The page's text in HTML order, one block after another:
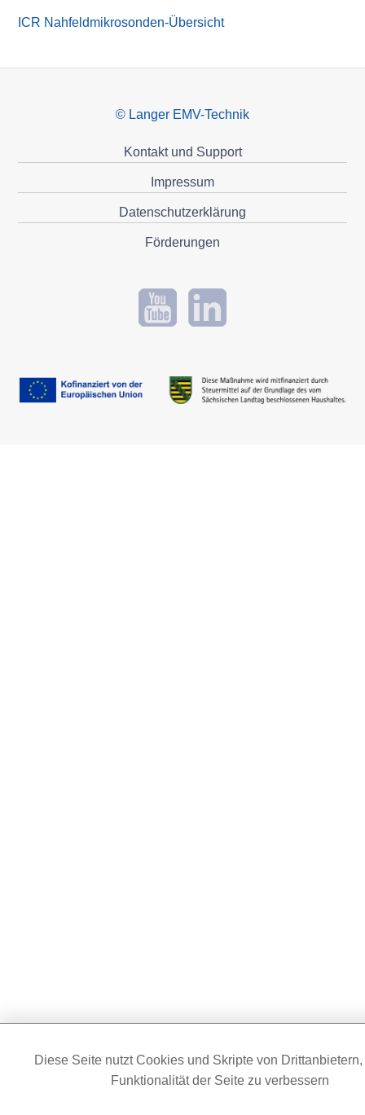
ICR Nahfeldmikrosonden-Übersicht
© Langer EMV-Technik
Kontakt und Support
Impressum
Datenschutzerklärung
Förderungen
Diese Seite nutzt Cookies und Skripte von
Funktionalität der Seite zu verbessern